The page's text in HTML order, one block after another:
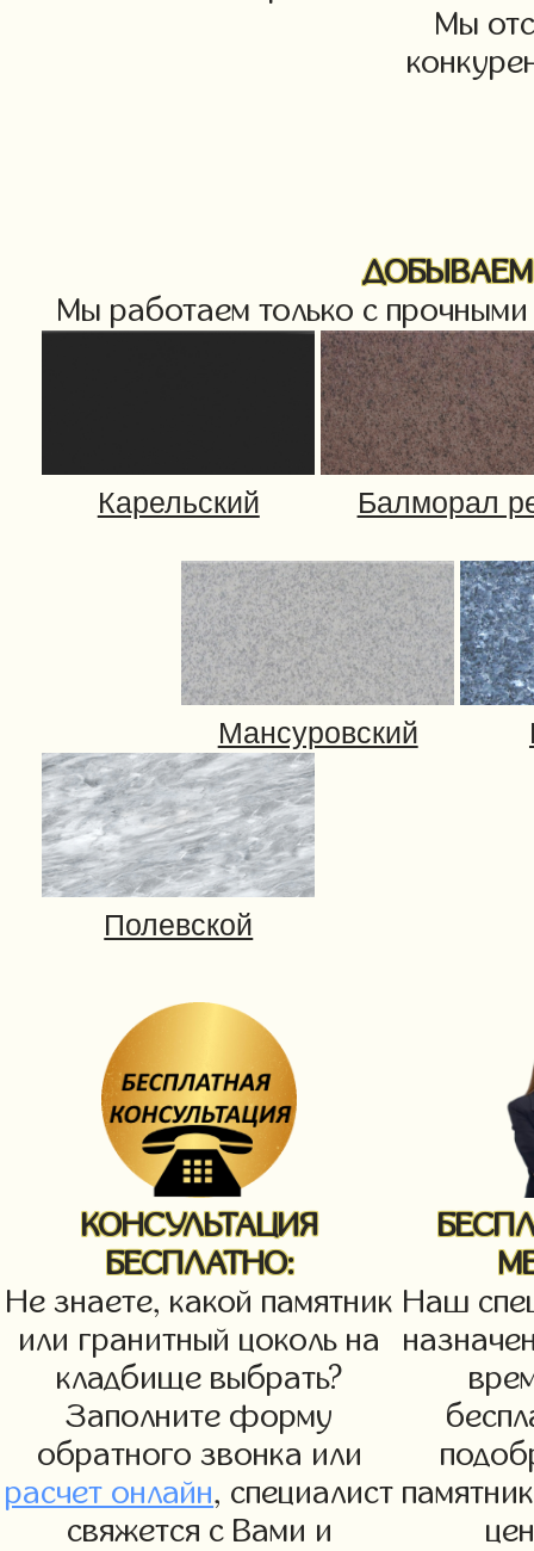
Мы
Мы работаем только с
КОНСУЛЬТАЦИЯ
БЕСПЛАТНО:
Не знаете, какой памятник
или гранитный цоколь на
кладбище выбрать?
Заполните форму
обратного звонка или
расчет онлайн, специалист
свяжется с Вами и
Наш